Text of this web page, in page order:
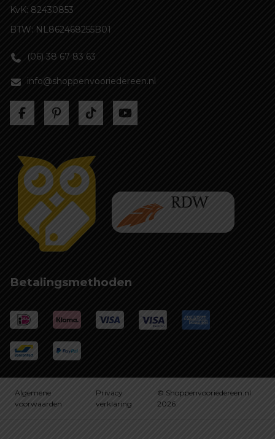
KvK: 82430853
BTW: NL862468255B01
(06) 38 67 83 63
info@shoppenvooriedereen.nl
Betalingsmethoden
Algemene
voorwaarden
Privacy
verklaring
© Shoppenvooriedereen.nl
2026